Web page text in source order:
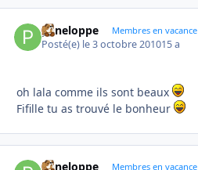
peneloppe Membres en vacance
Posté(e) le 3 octobre 201015 a
oh lala comme ils sont beaux
Fifille tu as trouvé le bonheur
peneloppe Membres en vacance